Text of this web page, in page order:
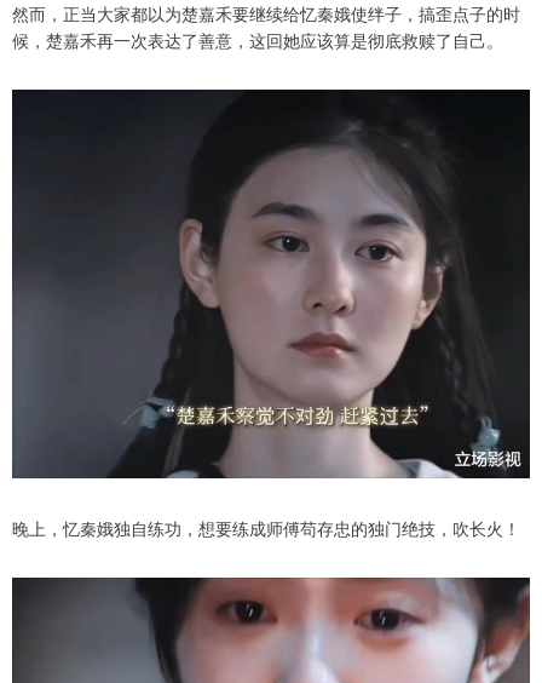
然而，正当大家都以为楚嘉禾要继续给忆秦娥使绊子，搞歪点子的时
候，楚嘉禾再一次表达了善意，这回她应该算是彻底救赎了自己。
晚上，忆秦娥独自练功，想要练成师傅苟存忠的独门绝技，吹长火！